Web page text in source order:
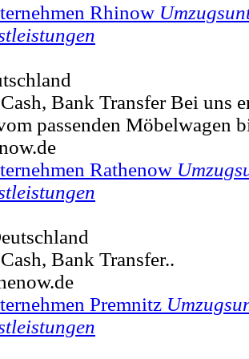
Rhinow
Bank Transfer Bei uns
passenden Möbelwagen
Rathenow
Bank Transfer..
Premnitz